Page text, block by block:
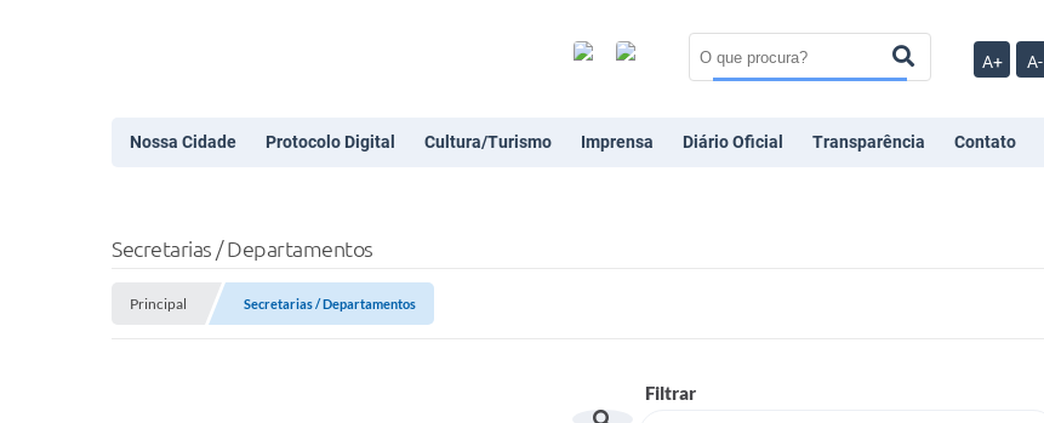
A+ A-
Nossa Cidade Protocolo Digital Cultura/Turismo Imprensa Diário Oficial Transparência Contato
Secretarias / Departamentos
Principal Secretarias / Departamentos
Filtrar